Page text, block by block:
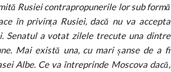
Rusiei contrapropunerile lor sub formă
în privința Rusiei, dacă nu va accepta
Senatul a votat zilele trecute una dintre
Mai există una, cu mari șanse de a fi
Albe. Ce va întreprinde Moscova dacă,